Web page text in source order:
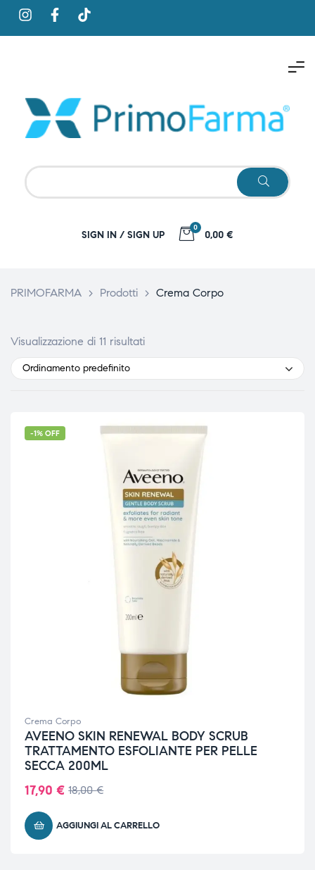
SIGN IN / SIGN UP
0
0,00 €
PRIMOFARMA > Prodotti > Crema Corpo
Visualizzazione di 11 risultati
Ordinamento predefinito
-1% OFF
Crema Corpo
AVEENO SKIN RENEWAL BODY SCRUB
TRATTAMENTO ESFOLIANTE PER PELLE
SECCA 200ML
18,00€
17,90 €
AGGIUNGI AL CARRELLO